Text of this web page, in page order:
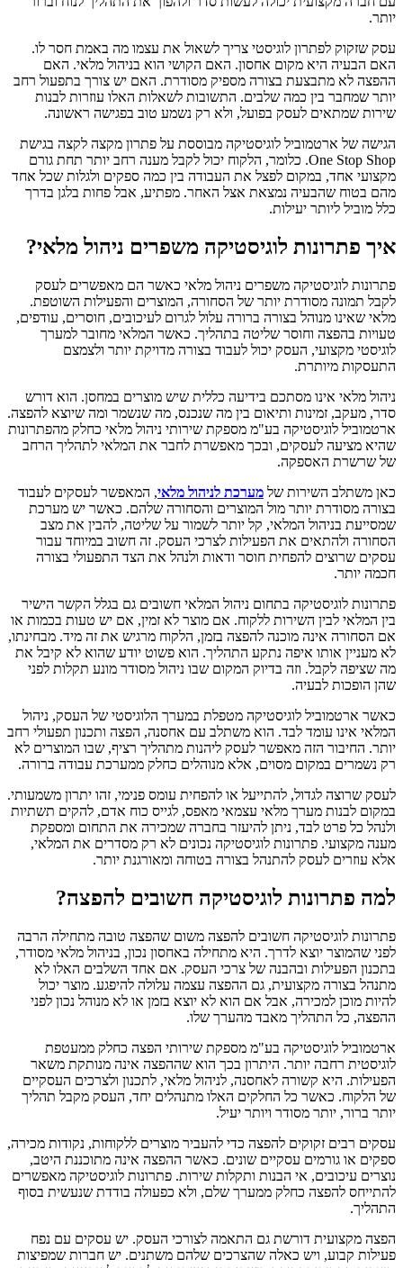
יותר.
עסק שזקוק לפתרון לוגיסטי צריך לשאול את עצמו מה באמת חסר לו.
האם הבעיה היא מקום אחסון. האם הקושי הוא בניהול מלאי. האם
ההפצה לא מתבצעת בצורה מספיק מסודרת. האם יש צורך בתפעול רחב
יותר שמחבר בין כמה שלבים. התשובות לשאלות האלו עוזרות לבנות
שירות שמתאים לעסק בפועל, ולא רק נשמע טוב בפגישה ראשונה.
הגישה של ארטמוביל לוגיסטיקה מבוססת על פתרון מקצה לקצה בגישת
One Stop Shop. כלומר, הלקוח יכול לקבל מענה רחב יותר תחת גורם
מקצועי אחד, במקום לפצל את העבודה בין כמה ספקים ולגלות שכל אחד
מהם בטוח שהבעיה נמצאת אצל האחר. מפתיע, אבל פחות בלגן בדרך
כלל מוביל ליותר יעילות.
איך פתרונות לוגיסטיקה משפרים ניהול מלאי?
פתרונות לוגיסטיקה משפרים ניהול מלאי כאשר הם מאפשרים לעסק
לקבל תמונה מסודרת יותר של הסחורה, המוצרים והפעילות השוטפת.
מלאי שאינו מנוהל בצורה ברורה עלול לגרום לעיכובים, חוסרים, עודפים,
טעויות בהפצה וחוסר שליטה בתהליך. כאשר המלאי מחובר למערך
לוגיסטי מקצועי, העסק יכול לעבוד בצורה מדויקת יותר ולצמצם
התעסקות מיותרת.
ניהול מלאי אינו מסתכם בידיעה כללית שיש מוצרים במחסן. הוא דורש
סדר, מעקב, זמינות ותיאום בין מה שנכנס, מה שנשמר ומה שיוצא להפצה.
ארטמוביל לוגיסטיקה בע"מ מספקת שירותי ניהול מלאי כחלק מהפתרונות
שהיא מציעה לעסקים, ובכך מאפשרת לחבר את המלאי לתהליך הרחב
של שרשרת האספקה.
כאן משתלב השירות של מערכת לניהול מלאי, המאפשר לעסקים לעבוד
בצורה מסודרת יותר מול המוצרים והסחורה שלהם. כאשר יש מערכת
שמסייעת בניהול המלאי, קל יותר לשמור על שליטה, להבין את מצב
הסחורה ולהתאים את הפעילות לצרכי העסק. זה חשוב במיוחד עבור
עסקים שרוצים להפחית חוסר ודאות ולנהל את הצד התפעולי בצורה
חכמה יותר.
פתרונות לוגיסטיקה בתחום ניהול המלאי חשובים גם בגלל הקשר הישיר
בין המלאי לבין השירות ללקוח. אם מוצר לא זמין, אם יש טעות בכמות או
אם הסחורה אינה מוכנה להפצה בזמן, הלקוח מרגיש את זה מיד. מבחינתו,
לא מעניין אותו איפה נתקע התהליך. הוא פשוט יודע שהוא לא קיבל את
מה שציפה לקבל. וזה בדיוק המקום שבו ניהול מסודר מונע תקלות לפני
שהן הופכות לבעיה.
כאשר ארטמוביל לוגיסטיקה מטפלת במערך הלוגיסטי של העסק, ניהול
המלאי אינו עומד לבד. הוא משתלב עם אחסנה, הפצה ותכנון תפעולי רחב
יותר. החיבור הזה מאפשר לעסק ליהנות מתהליך רציף, שבו המוצרים לא
רק נשמרים במקום מסוים, אלא מנוהלים כחלק ממערכת עבודה ברורה.
לעסק שרוצה לגדול, להתייעל או להפחית עומס פנימי, זהו יתרון משמעותי.
במקום לבנות מערך מלאי עצמאי מאפס, לגייס כוח אדם, להקים תשתיות
ולנהל כל פרט לבד, ניתן להיעזר בחברה שמכירה את התחום ומספקת
מענה מקצועי. פתרונות לוגיסטיקה נכונים לא רק מסדרים את המלאי,
אלא עוזרים לעסק להתנהל בצורה בטוחה ומאורגנת יותר.
למה פתרונות לוגיסטיקה חשובים להפצה?
פתרונות לוגיסטיקה חשובים להפצה משום שהפצה טובה מתחילה הרבה
לפני שהמוצר יוצא לדרך. היא מתחילה באחסון נכון, בניהול מלאי מסודר,
בתכנון הפעילות ובהבנה של צרכי העסק. אם אחד השלבים האלו לא
מתנהל בצורה מקצועית, גם ההפצה עצמה עלולה להיפגע. מוצר יכול
להיות מוכן למכירה, אבל אם הוא לא יוצא בזמן או לא מנוהל נכון לפני
ההפצה, כל התהליך מאבד מהערך שלו.
ארטמוביל לוגיסטיקה בע"מ מספקת שירותי הפצה כחלק ממעטפת
לוגיסטית רחבה יותר. היתרון בכך הוא שההפצה אינה מנותקת משאר
הפעילות. היא קשורה לאחסנה, לניהול מלאי, לתכנון ולצרכים העסקיים
של הלקוח. כאשר כל החלקים האלו מתנהלים יחד, העסק מקבל תהליך
יותר ברור, יותר מסודר ויותר יעיל.
עסקים רבים זקוקים להפצה כדי להעביר מוצרים ללקוחות, נקודות מכירה,
ספקים או גורמים עסקיים שונים. כאשר ההפצה אינה מתוכננת היטב,
נוצרים עיכובים, אי הבנות ותקלות שירות. פתרונות לוגיסטיקה מאפשרים
להתייחס להפצה כחלק ממערך שלם, ולא כפעולה בודדת שנעשית בסוף
התהליך.
הפצה מקצועית דורשת גם התאמה לצורכי העסק. יש עסקים עם נפח
פעילות קבוע, ויש כאלה שהצרכים שלהם משתנים. יש חברות שמפיצות